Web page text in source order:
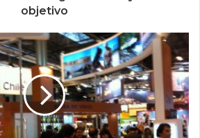
objetivo